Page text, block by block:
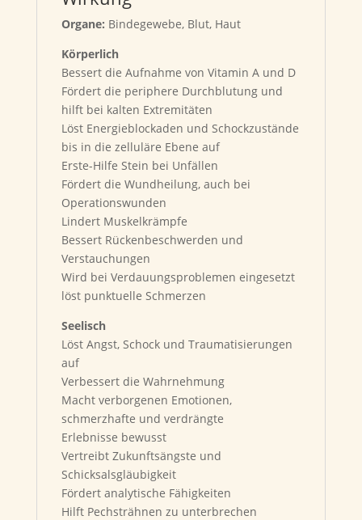
Organe: Bindegewebe, Blut, Haut
Körperlich
Bessert die Aufnahme von Vitamin A und D
Fördert die periphere Durchblutung und
hilft bei kalten Extremitäten
Löst Energieblockaden und Schockzustände
bis in die zelluläre Ebene auf
Erste-Hilfe Stein bei Unfällen
Fördert die Wundheilung, auch bei
Operationswunden
Lindert Muskelkrämpfe
Bessert Rückenbeschwerden und
Verstauchungen
Wird bei Verdauungsproblemen eingesetzt
löst punktuelle Schmerzen
Seelisch
Löst Angst, Schock und Traumatisierungen
auf
Verbessert die Wahrnehmung
Macht verborgenen Emotionen,
schmerzhafte und verdrängte
Erlebnisse bewusst
Vertreibt Zukunftsängste und
Schicksalsgläubigkeit
Fördert analytische Fähigkeiten
Hilft Pechsträhnen zu unterbrechen